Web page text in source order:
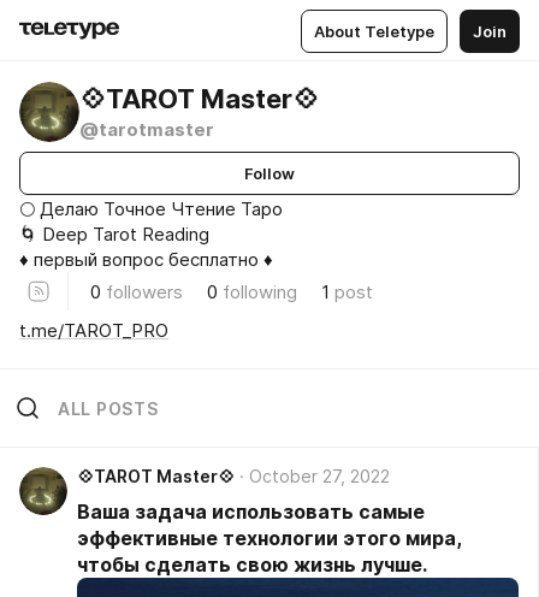
About Teletype Join
💠TAROT Master💠
@tarotmaster
Follow
🌕 Делаю Точное Чтение Таро
🌀 Deep Tarot Reading
♦ первый вопрос бесплатно ♦
0 followers 0 following 1 post
t.me/TAROT_PRO
ALL POSTS
💠TAROT Master💠 October 27, 2022
Ваша задача использовать самые
эффективные технологии этого мира,
чтобы сделать свою жизнь лучше.